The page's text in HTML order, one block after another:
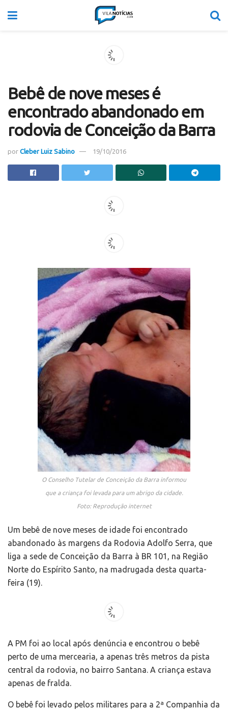
Bebê de nove meses é
encontrado abandonado em
rodovia de Conceição da Barra
por Cleber Luiz Sabino 19/10/2016
O Conselho Tutelar de Conceição da Barra informou
que a criança foi levada para um abrigo da cidade.
Foto: Reprodução internet
Um bebê de nove meses de idade foi encontrado
abandonado às margens da Rodovia Adolfo Serra, que
liga a sede de Conceição da Barra à BR 101, na Região
Norte do Espírito Santo, na madrugada desta quarta-
feira (19).
A PM foi ao local após denúncia e encontrou o bebê
perto de uma mercearia, a apenas três metros da pista
central da rodovia, no bairro Santana. A criança estava
apenas de fralda.
O bebê foi levado pelos militares para a 2ª Companhia da